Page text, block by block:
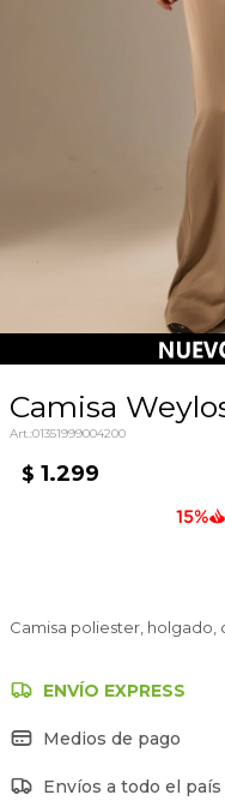
Camisa
01351999004200
$ 1.299
Camisa poliester, holgado,
ENVÍO EXPRESS
Medios de pago
Envíos a todo el país